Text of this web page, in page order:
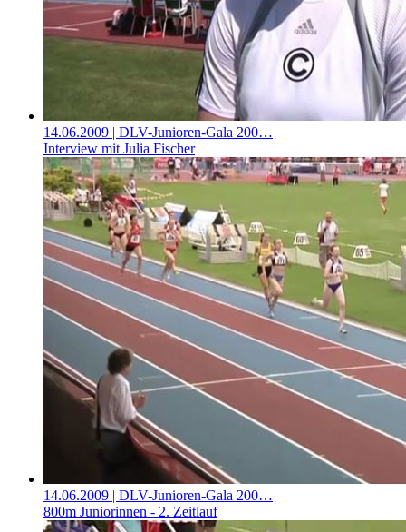
14.06.2009 | DLV-Junioren-Gala 200…
Interview mit Julia Fischer
14.06.2009 | DLV-Junioren-Gala 200…
800m Juniorinnen - 2. Zeitlauf